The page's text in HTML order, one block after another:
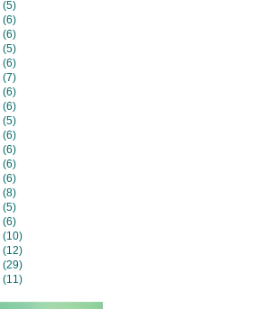
(5)
(6)
(6)
(5)
(6)
(7)
(6)
(6)
(5)
(6)
(6)
(6)
(6)
(8)
(5)
(6)
(10)
(12)
(29)
(11)